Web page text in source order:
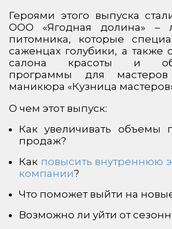
Героями этого выпуска
ООО «Ягодная долина» –
питомника, которые
саженцах голубики, а также
салона красоты и
программы для
маникюра «Кузница
О чем этот выпуск:
Как увеличивать объемы
продаж?
Как повысить внутреннюю
компании?
Что поможет выйти на
Возможно ли уйти от